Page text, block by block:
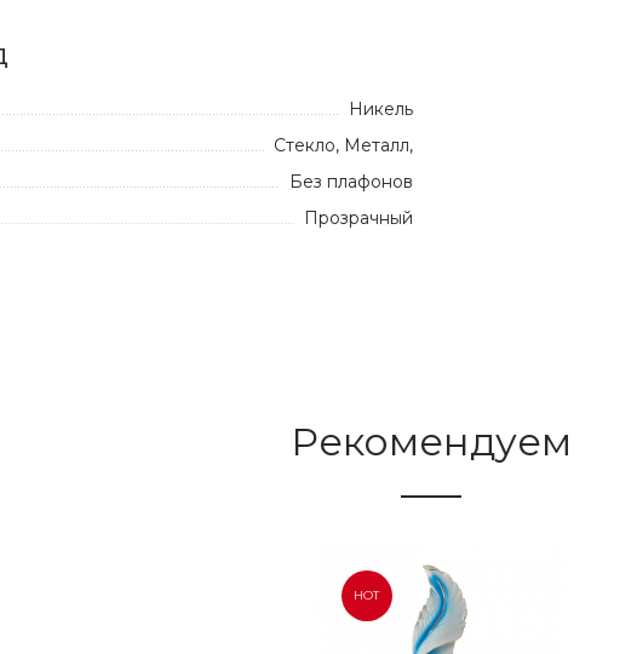
Никель
Стекло, Металл,
Без плафонов
Прозрачный
Рекомендуем
HOT